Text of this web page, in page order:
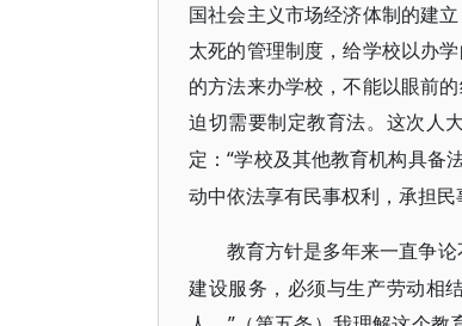
国社会主义市场经济体制的建
太死的管理制度，给学校以办
的方法来办学校，不能以眼前
迫切需要制定教育法。这次人
定：“学校及其他教育机构具备
动中依法享有民事权利，承担民
教育方针是多年来一直争
建设服务，必须与生产劳动相